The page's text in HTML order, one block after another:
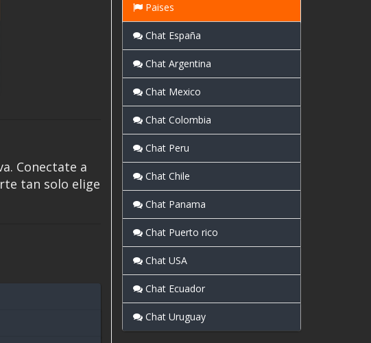
Conectate a
tan solo elige
Paises
Chat España
Chat Argentina
Chat Mexico
Chat Colombia
Chat Peru
Chat Chile
Chat Panama
Chat Puerto rico
Chat USA
Chat Ecuador
Chat Uruguay